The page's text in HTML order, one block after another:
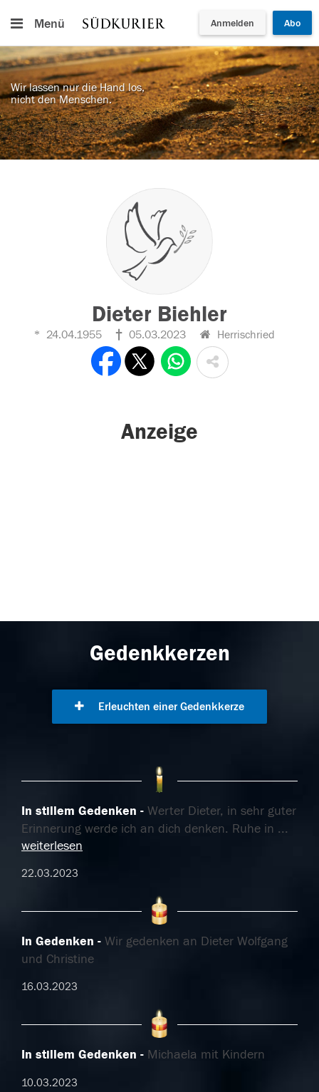
Menü Anmelden Abo
Wir lassen nur die Hand los,
nicht den Menschen.
Dieter Biehler
24.04.1955 05.03.2023 Herrischried
Anzeige
Gedenkkerzen
Erleuchten einer Gedenkkerze
In stillem Gedenken
Werter Dieter, in sehr guter
Erinnerung werde ich an dich denken. Ruhe in ...
weiterlesen
22.03.2023
In Gedenken
Wir gedenken an Dieter Wolfgang
und Christine
16.03.2023
In stillem Gedenken Michaela mit Kindern
10.03.2023